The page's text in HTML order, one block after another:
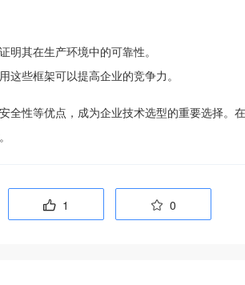
明其在生产环境中的可靠性。
些框架可以提高企业的竞争力。
全性等优点，成为企业技术选型的重要选择。
 1  0